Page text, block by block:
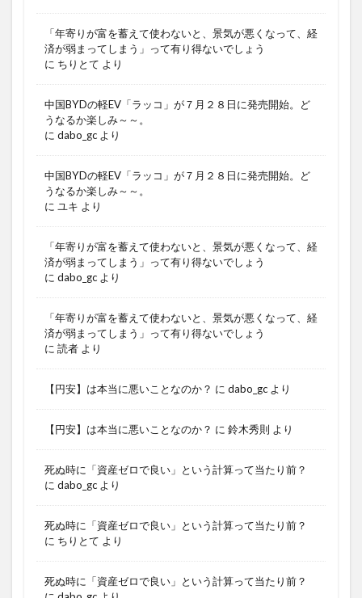
「年寄りが富を蓄えて使わないと、景気が悪くなって、経
済が弱まってしまう」って有り得ないでしょう
に ちりとて より
中国BYDの軽EV「ラッコ」が７月２８日に発売開始。ど
うなるか楽しみ～～。
に dabo_gc より
中国BYDの軽EV「ラッコ」が７月２８日に発売開始。ど
うなるか楽しみ～～。
に ユキ より
「年寄りが富を蓄えて使わないと、景気が悪くなって、経
済が弱まってしまう」って有り得ないでしょう
に dabo_gc より
「年寄りが富を蓄えて使わないと、景気が悪くなって、経
済が弱まってしまう」って有り得ないでしょう
に 読者 より
【円安】は本当に悪いことなのか？ に dabo_gc より
【円安】は本当に悪いことなのか？ に 鈴木秀則 より
死ぬ時に「資産ゼロで良い」という計算って当たり前？
に dabo_gc より
死ぬ時に「資産ゼロで良い」という計算って当たり前？
に ちりとて より
死ぬ時に「資産ゼロで良い」という計算って当たり前？